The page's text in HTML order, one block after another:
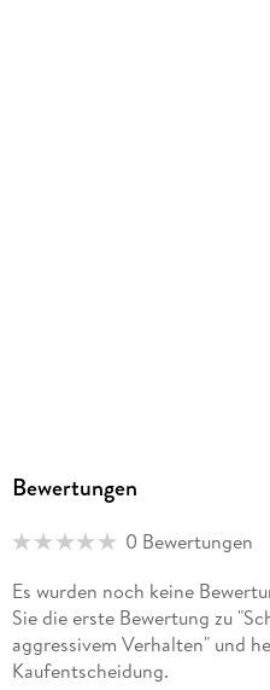
Bewertungen
0 Bewertungen
Es wurden noch keine
Sie die erste Bewertung zu
aggressivem Verhalten" und
Kaufentscheidung.